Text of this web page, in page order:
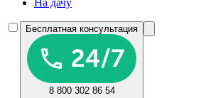
Бесплатная консультация
8 800 302 86 54